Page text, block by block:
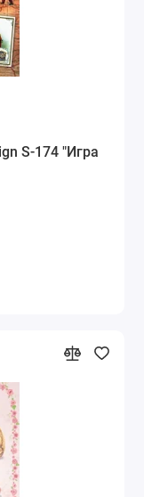
S-174 "Игра